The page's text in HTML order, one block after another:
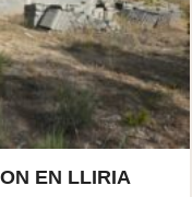
EN LLIRIA